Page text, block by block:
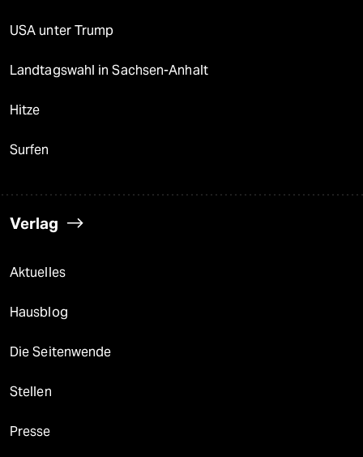
USA unter Trump
Landtagswahl in Sachsen-Anhalt
Hitze
Surfen
Verlag
Aktuelles
Hausblog
Die Seitenwende
Stellen
Presse